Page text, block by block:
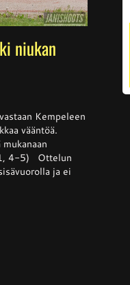
niukan
Kempeleen
vääntöä.
4-5) Ottelun
ja ei